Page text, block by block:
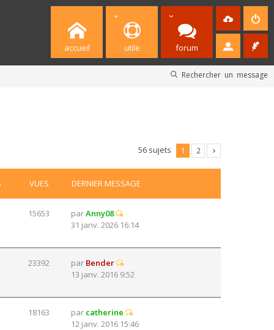
accueil utile forum
Rechercher un message
56 sujets 1 2
VUES DERNIER MESSAGE
15653 parAnny08
31 janv. 2026 16:14
23392 par Bender
13 janv. 2016 9:52
18163 par catherine
12 janv. 2016 15:46